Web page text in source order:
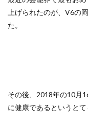
上げられたのが、V6の
た。
その後、2018年の10月
に健康であるというとて